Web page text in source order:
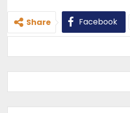
Share Facebook